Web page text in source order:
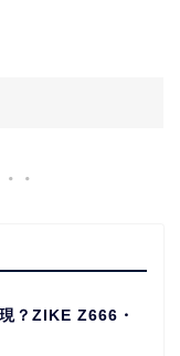
？ZIKE Z666・